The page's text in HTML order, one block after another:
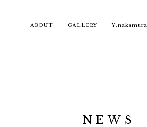
ABOUT GALLERY Y.nakamura
NEWS